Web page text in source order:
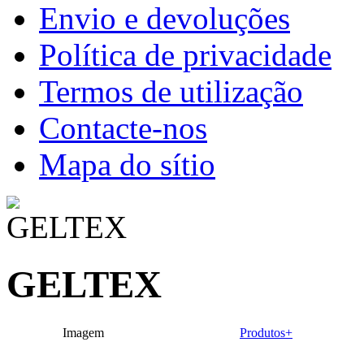
Envio e devoluções
Política de privacidade
Termos de utilização
Contacte-nos
Mapa do sítio
GELTEX
Imagem
Produtos+